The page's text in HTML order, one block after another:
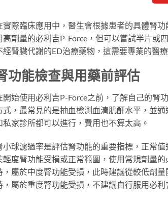
實際臨床應用中，醫生會根據患者的具體腎
高劑量的必利吉P-Force，但可以嘗試半片或
經腎臟代謝的ED治療藥物，這需要專業的醫療
功能檢查與用藥前評估
開始使用必利吉P-Force之前，了解自己的腎
式，最常見的是抽血檢測血清肌酐水平，並
私家診所都可以進行，費用也不算太高。
小球濾過率是評估腎功能的重要指標，正常
輕度腎功能受損或正常範圍，使用常規劑量
，屬於中度腎功能受損，此時建議從較低劑
，屬於重度腎功能受損，不建議自行服用必